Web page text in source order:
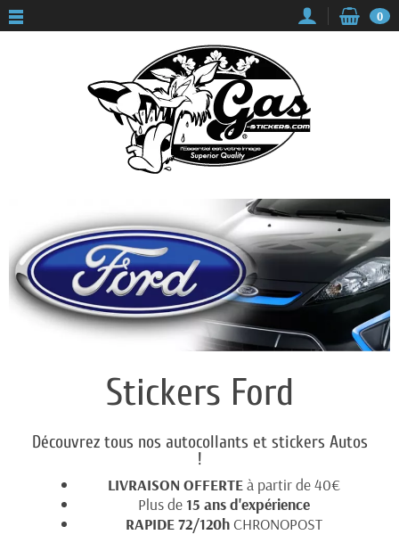
0
Stickers Ford
Découvrez tous nos autocollants et stickers Autos
!
LIVRAISON OFFERTEà partir de 40€
Plus de 15 ans d'expérience
RAPIDE 72/120hCHRONOPOST
Panneau de gestion des cookies